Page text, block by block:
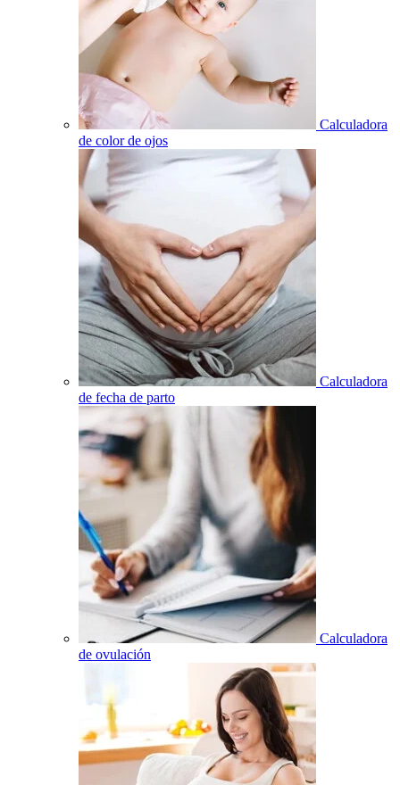
Calculadora
de color de ojos
Calculadora
de fecha de parto
Calculadora
de ovulación